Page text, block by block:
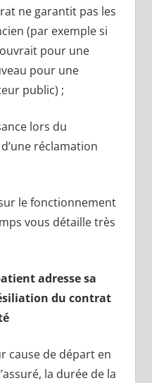
ne garantit pas les
(par exemple si
pour une
pour une
public) ;
lors du
réclamation
le fonctionnement
vous détaille très
adresse sa
du contrat
cause de départ en
la durée de la